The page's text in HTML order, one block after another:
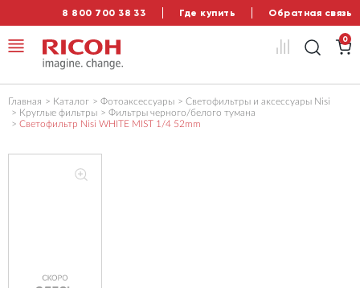
8 800 700 38 33 Где купить Обратная связь
0
Главная Каталог Фотоаксессуары
Светофильтры и аксессуары Nisi
Круглые фильтры
Фильтры черного/белого тумана
Светофильтр Nisi WHITE MIST 1/4 52mm